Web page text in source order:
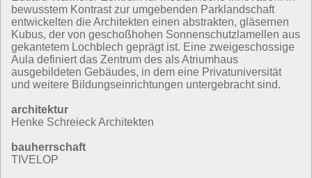
bewusstem Kontrast zur umgebenden Parklandschaft
entwickelten die Architekten einen abstrakten, gläsernen
Kubus, der von geschoßhohen Sonnenschutzlamellen aus
gekantetem Lochblech geprägt ist. Eine zweigeschossige
Aula definiert das Zentrum des als Atriumhaus
ausgebildeten Gebäudes, in dem eine Privatuniversität
und weitere Bildungseinrichtungen untergebracht sind.
architektur
Henke Schreieck Architekten
bauherrschaft
TIVELOP